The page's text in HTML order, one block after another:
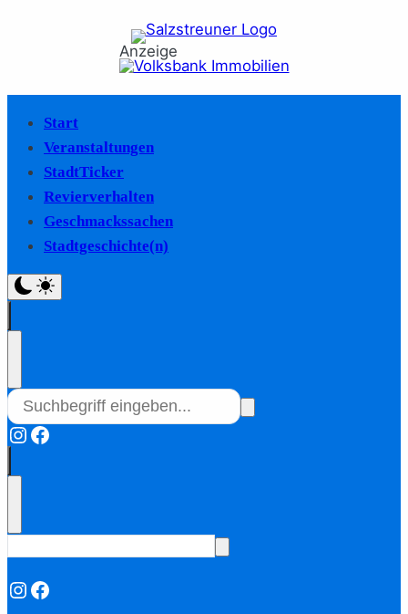
Anzeige
Start
Veranstaltungen
StadtTicker
Revierverhalten
Geschmackssachen
Stadtgeschichte(n)
Instagram
Facebook
Instagram
Facebook